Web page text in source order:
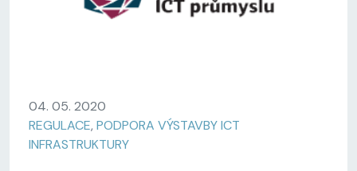
04. 05. 2020
REGULACE, PODPORA VÝSTAVBY ICT
INFRASTRUKTURY